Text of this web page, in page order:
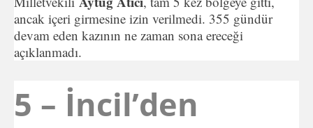
ancak içeri girmesine izin verilmedi. 355 gündür
devam eden kazının ne zaman sona ereceği
açıklanmadı.
5 – İncil’den